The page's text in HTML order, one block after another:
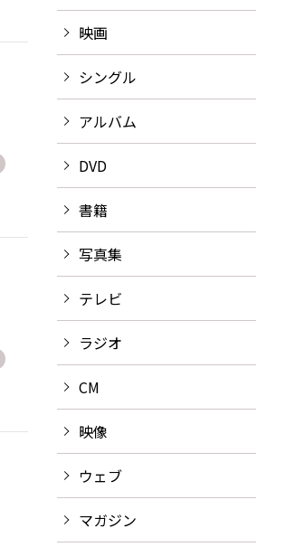
映画
シングル
アルバム
DVD
書籍
写真集
テレビ
ラジオ
CM
映像
ウェブ
マガジン